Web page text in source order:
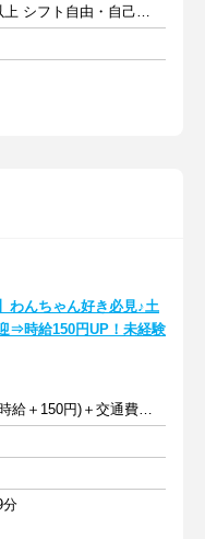
週4日以上 1日5時間以上 シフト自由・自己申告
わんちゃん好き必見♪土
⇒時給150円UP！未経験
時給1226円～(土日祝時給＋150円)＋交通費支給
分